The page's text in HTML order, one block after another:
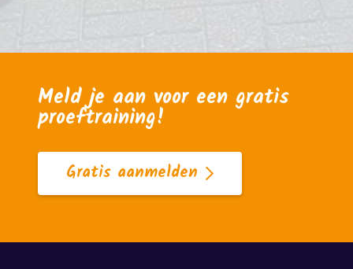
Meld je aan voor een gratis
proeftraining!
Gratis aanmelden